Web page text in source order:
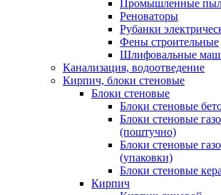
Промышленные
Реноваторы
Рубанки
Фены строительные
Шлифовальные
Канализация, водоотведение
Кирпич, блоки стеновые
Блоки стеновые
Блоки стеновые
Блоки стеновые
(поштучно)
Блоки стеновые
(упаковки)
Блоки стеновые
Кирпич